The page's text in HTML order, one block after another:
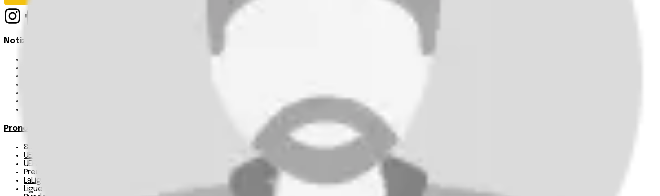
Notizie
Pronostici
Serie A
UEFA Champions League Teams
UEFA Europa League Teams
Premier League
LaLiga
Ligue 1